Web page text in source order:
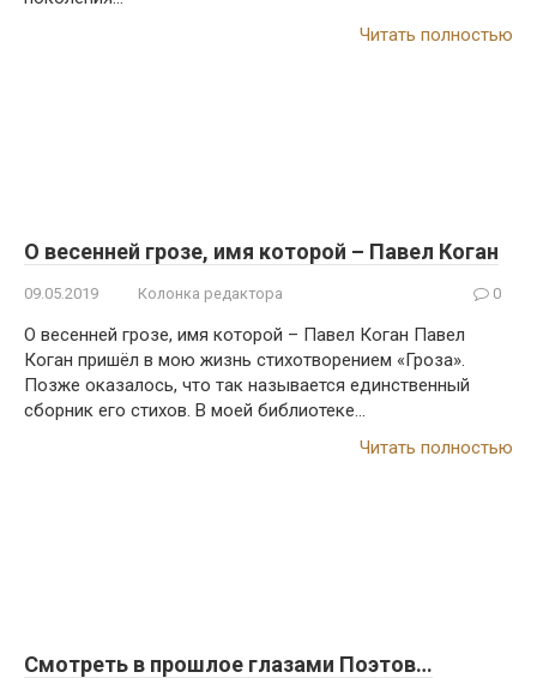
Читать полностью
О весенней грозе, имя которой – Павел Коган
09.05.2019 Колонка редактора 0
О весенней грозе, имя которой – Павел Коган Павел
Коган пришёл в мою жизнь стихотворением «Гроза».
Позже оказалось, что так называется единственный
сборник его стихов. В моей библиотеке…
Читать полностью
Смотреть в прошлое глазами Поэтов…